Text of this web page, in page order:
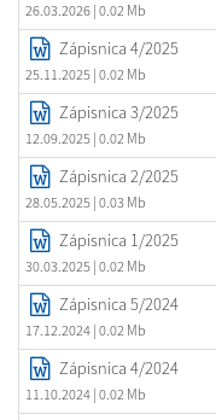
26.03.2026 | 0.02 Mb
Zápisnica 4/2025
25.11.2025 | 0.02 Mb
Zápisnica 3/2025
12.09.2025 | 0.02 Mb
Zápisnica 2/2025
28.05.2025 | 0.03 Mb
Zápisnica 1/2025
30.03.2025 | 0.02 Mb
Zápisnica 5/2024
17.12.2024 | 0.02 Mb
Zápisnica 4/2024
11.10.2024 | 0.02 Mb